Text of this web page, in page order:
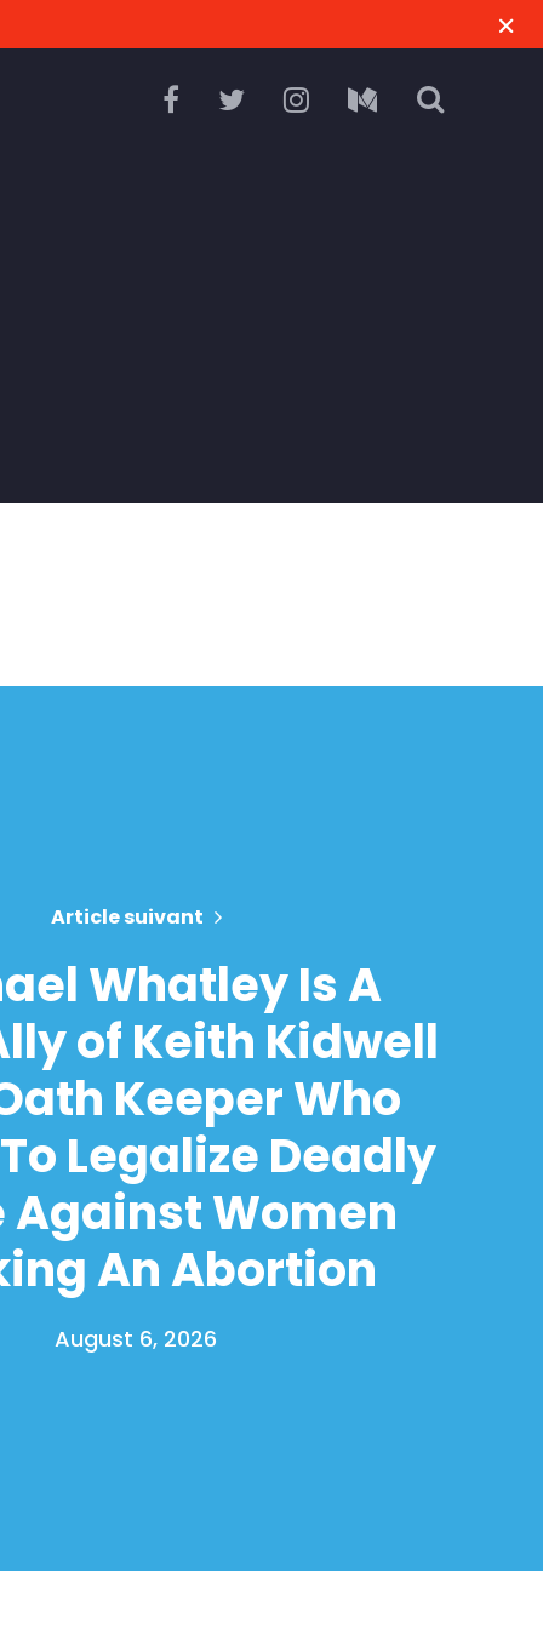
Article suivant
Whatley Is A
of Keith Kidwell
Keeper Who
Legalize Deadly
Against Women
An Abortion
August 6, 2026